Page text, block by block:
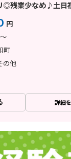
◎残業少なめ♪土日
円
町
の他
詳細